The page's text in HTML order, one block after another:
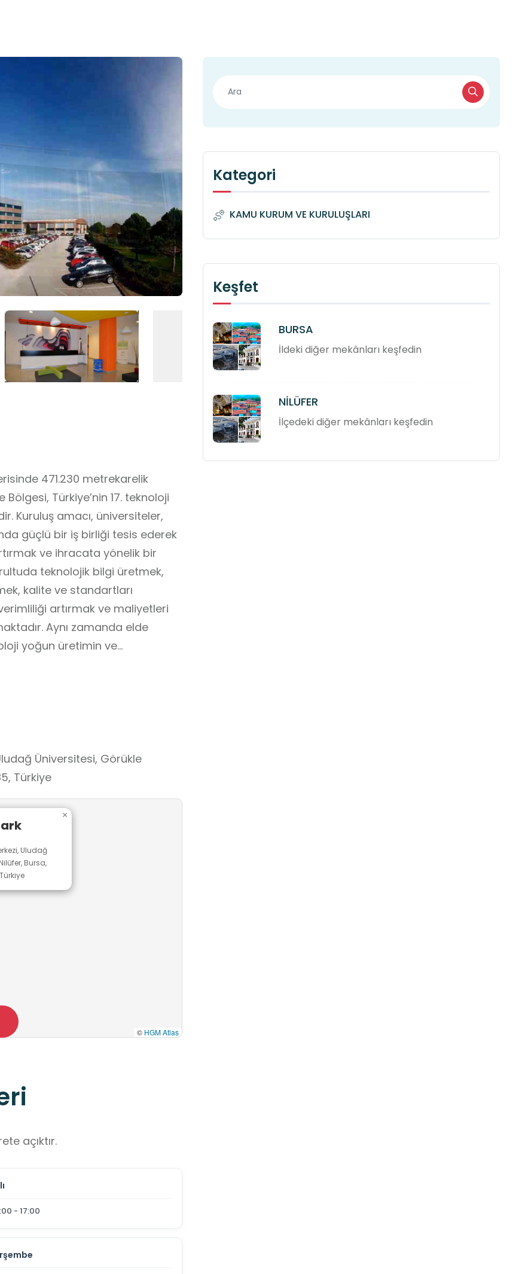
471.230 metrekarelik
Türkiye’nin 17. teknoloji
Kuruluş amacı, üniversiteler,
güçlü bir iş birliği tesis ederek
ve ihracata yönelik bir
teknolojik bilgi üretmek,
kalite ve standartları
artırmak ve maliyetleri
Aynı zamanda elde
yoğun üretimin ve
salonu, 400 kişilik yemek
firmaya ve 1000 kişiye ev
önemli katkılar
Üniversitesi, Görükle
Türkiye
Uludağ
Bursa,
×
© HGM Atlas
açıktır.
- 17:00
Kategori
KAMU KURUM VE KURULUŞLARI
Keşfet
BURSA
İldeki diğer mekânları keşfedin
NİLÜFER
İlçedeki diğer mekânları keşfedin